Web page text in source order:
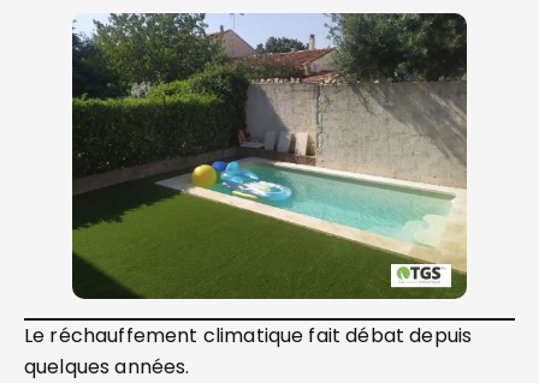
Le réchauffement climatique fait débat depuis
quelques années.